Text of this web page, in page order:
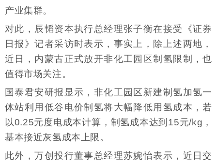
产业集群。
对此，辰韬资本执行总经理张子衡在接受《证券
日报》记者采访时表示，事实上，除上述两地，
近日，内蒙古正式放开非化工园区制氢限制，也
值得市场关注。
国泰君安研报显示，非化工园区新建制氢加氢一
体站利用低谷电价制氢将大幅降低用氢成本，若
以0.25元度电成本计算，制氢成本达到15元/kg，
基本接近灰氢成本上限。
此外，万创投行董事总经理苏婉怡表示，近日交